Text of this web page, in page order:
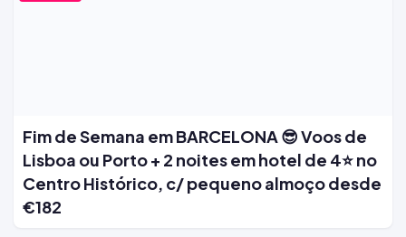
Fim de Semana em BARCELONA 😎 Voos de
Lisboa ou Porto + 2 noites em hotel de 4⭐ no
Centro Histórico, c/ pequeno almoço desde
€182